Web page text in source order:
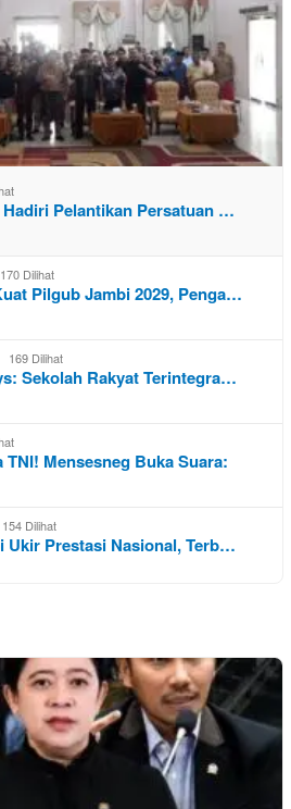
Pelantikan Persatuan …
170 Dilihat
Pilgub Jambi 2029, Penga…
169 Dilihat
Sekolah Rakyat Terintegra…
TNI! Mensesneg Buka Suara:
154 Dilihat
Ukir Prestasi Nasional, Terb…